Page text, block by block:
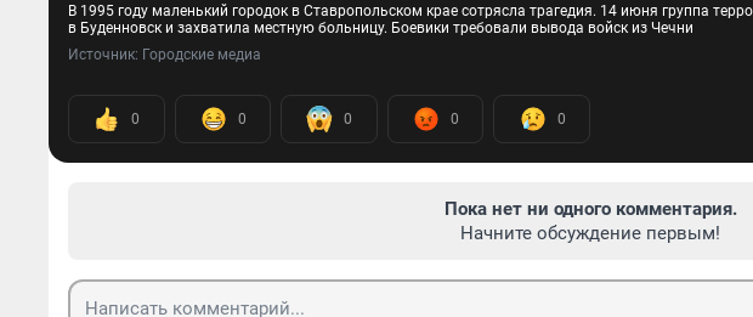
В 1995 году маленький городок в Ставропольском крае сотрясла трагедия. 14 июня группа
в Буденновск и захватила местную больницу. Боевики требовали вывода войск из Чечни
Источник: Городские медиа
0 0 0 0 0
Пока нет ни одного комментария.
Начните обсуждение первым!